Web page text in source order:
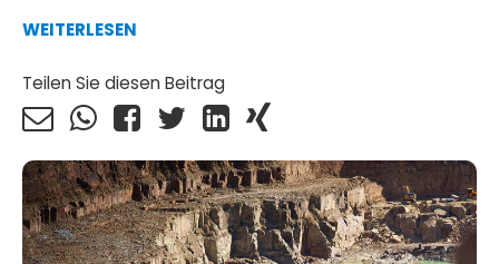
WEITERLESEN
Teilen Sie diesen Beitrag